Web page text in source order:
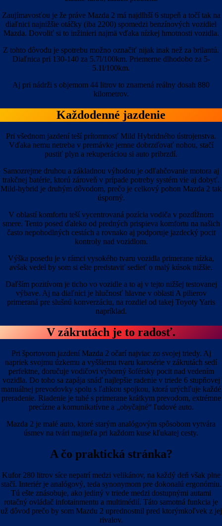
Zaujímavosťou je že práve Mazda 2 má najdlhší 6 stupeň a točí tak na
diaľnici najnižšie otáčky (iba 2200) spomedzi benzínových vozidiel
Mazda. Dovoliť si to inžinieri najmä vďaka nízkej hmotnosti vozidla.
Z tohto dôvodu je spotrebu možno označiť nijak inak než za brilantú.
Diaľnica pri 130-140 za 5.7l/100km. Priemerne dlhodobo za 5-
5.1l/100km.
Aj pri nádrži s objemom 44 litrov to znamená reálny dosah 880
kilometrov.
Každodenné jazdenie
Pri všednom jazdení teší prítomnosť Mild Hybridného ústrojenstva.
Vďaka nemu netreba v premávke jemne dobrzďovať nohou, stačí
pustiť plyn a rekuperáciou si auto pribrzdí.
Samozrejme druhou a základnou výhodou je odľahčovanie motora aj
trakčnej batérie, ktorú zároveň v prípade potreby systém vie aj dobyť.
Mild-hybrid je druhým dôvodom, prečo je celkový pohon Mazda 2 tak
úsporný.
V oblastí komfortu teší vycentrovaná pozícia vodiča v pozdĺžnom
smere. Tento posed ďaleko od predných prispieva komfortu na našich
často nepohodlných cestách a rovnako aj podporuje jazdecký pocit
kontroly nad vozidlom.
Výška posedu je v rámci vysokého tvaru vozidla primerane nízka,
avšak vedel by som si ešte predstaviť sedieť o malý kúsok nižšie.
Daľším pozitívom je ticho vo vozidle a to aj v tejto nižšej testovanej
výbave. Aj na diaľnici je hlučnosť hlavne v oblasti A pilierov
primeraná pre slušnú konverzáciu, na rozdiel od takej Toyoty Yaris
napríklad.
V zákrutách je to radosť.
Pri športovom jazdení Mazda 2 očarí najviac zo svojej triedy. Aj
napriek svojmu úzkemu a vyššiemu tvaru karosérie v zákrutách sedí
perfektne, doručuje vodičovi výborný šoférsky pocit nad vedením
vozidla. Do toho sa zapája snáď najlepšie radenie v triede 6 stupňovej
manuálnej prevodovky spolu s ľahkou spojkou, ktorá urýchľuje každé
preradenie. Riadenie je tuhé s primerane krátkym prevodom, extrémne
precízne a komunikatívne a „obyčajné“ ľudové auto.
Mazda 2 je malé auto, ktoré starým analógovým spôsobom vytvára
úsmev na tvári majiteľa pri každom kuse kľukatej cesty.
A čo praktická stránka?
Kufor 280 litrov síce nepatrí medzi velikánov, na každý deň však plne
stačí. Interiér je analógový, teda synonymom pre dokonalú ergonómiu.
Tú ešte znásobuje, ako jediný v triede medzi dostupnými autami
rotačný ovládač infotainmentu a multimédií. Táto samotná funkcia je
už dôvod prečo by som Mazdu 2 uprednostnil pred ktorýmkoľvek z jej
rivalov.